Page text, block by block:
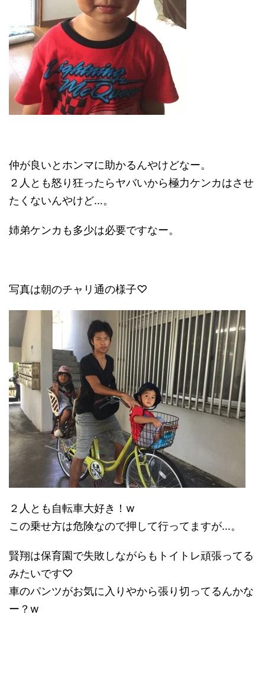
仲が良いとホンマに助かるんやけどなー。
２人とも怒り狂ったらヤバいから極力ケンカはさせ
たくないんやけど…。
姉弟ケンカも多少は必要ですなー。
写真は朝のチャリ通の様子♡
２人とも自転車大好き！w
この乗せ方は危険なので押して行ってますが…。
賢翔は保育園で失敗しながらもトイトレ頑張ってる
みたいです♡
車のパンツがお気に入りやから張り切ってるんかな
ー？w